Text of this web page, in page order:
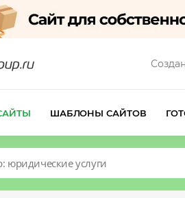
ШАБЛОНЫ САЙТОВ